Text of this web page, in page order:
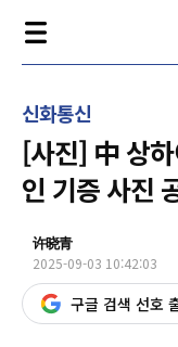
신화통신
[사진] 中 상
인 기증 사진
许晓青
2025-09-03 10:42:03
구글 검색 선호